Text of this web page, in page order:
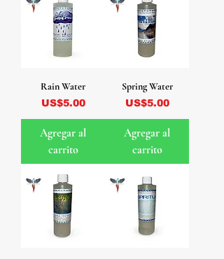
Rain Water
Precio
US$5.00
Agregar al
carrito
Spring Water
Precio
US$5.00
Agregar al
carrito